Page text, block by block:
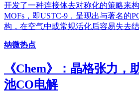
开发了一种连接体去对称化的策略来
MOFs，即USTC-9，呈现出与著名的
构，在空气中或常规活化后容易失去结
纳微热点
《Chem》：晶格张力，
池CO电解